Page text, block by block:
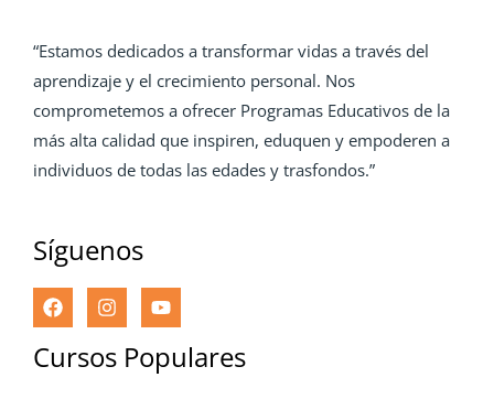
“Estamos dedicados a transformar vidas a través del
aprendizaje y el crecimiento personal. Nos
comprometemos a ofrecer Programas Educativos de la
más alta calidad que inspiren, eduquen y empoderen a
individuos de todas las edades y trasfondos.”
Síguenos
Cursos Populares